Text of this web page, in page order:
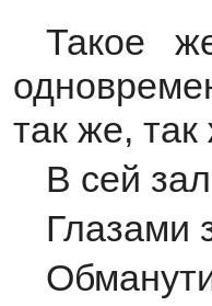
Такое
так же,
В сей
Глазами